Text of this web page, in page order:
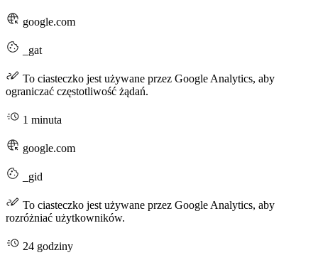
google.com
_gat
To ciasteczko jest używane przez Google Analytics, aby
ograniczać częstotliwość żądań.
1 minuta
google.com
_gid
To ciasteczko jest używane przez Google Analytics, aby
rozróżniać użytkowników.
24 godziny